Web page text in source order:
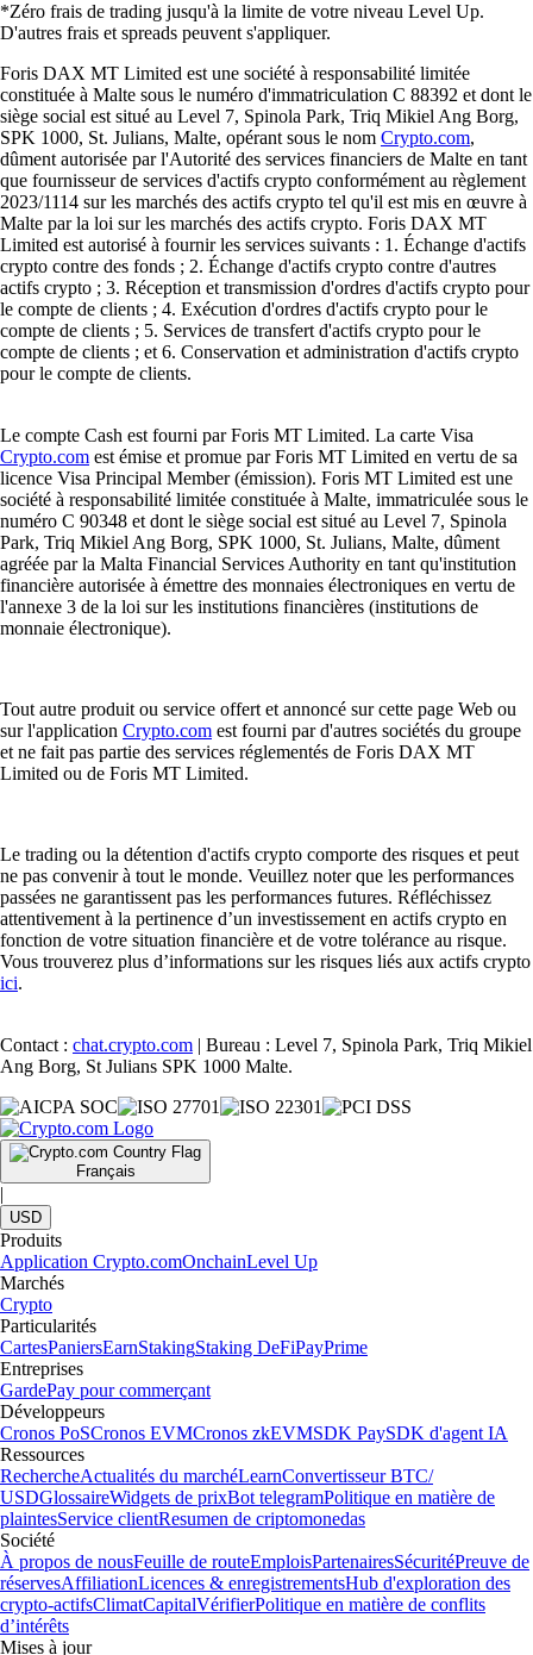
*Zéro frais de trading jusqu'à la limite de votre niveau Level Up.
D'autres frais et spreads peuvent s'appliquer.
Foris DAX MT Limited est une société à responsabilité limitée
constituée à Malte sous le numéro d'immatriculation C 88392 et dont le
siège social est situé au Level 7, Spinola Park, Triq Mikiel Ang Borg,
SPK 1000, St. Julians, Malte, opérant sous le nom Crypto.com,
dûment autorisée par l'Autorité des services financiers de Malte en tant
que fournisseur de services d'actifs crypto conformément au règlement
2023/1114 sur les marchés des actifs crypto tel qu'il est mis en œuvre à
Malte par la loi sur les marchés des actifs crypto. Foris DAX MT
Limited est autorisé à fournir les services suivants : 1. Échange d'actifs
crypto contre des fonds ; 2. Échange d'actifs crypto contre d'autres
actifs crypto ; 3. Réception et transmission d'ordres d'actifs crypto pour
le compte de clients ; 4. Exécution d'ordres d'actifs crypto pour le
compte de clients ; 5. Services de transfert d'actifs crypto pour le
compte de clients ; et 6. Conservation et administration d'actifs crypto
pour le compte de clients.
Le compte Cash est fourni par Foris MT Limited. La carte Visa
Crypto.com est émise et promue par Foris MT Limited en vertu de sa
licence Visa Principal Member (émission). Foris MT Limited est une
société à responsabilité limitée constituée à Malte, immatriculée sous le
numéro C 90348 et dont le siège social est situé au Level 7, Spinola
Park, Triq Mikiel Ang Borg, SPK 1000, St. Julians, Malte, dûment
agréée par la Malta Financial Services Authority en tant qu'institution
financière autorisée à émettre des monnaies électroniques en vertu de
l'annexe 3 de la loi sur les institutions financières (institutions de
monnaie électronique).
Tout autre produit ou service offert et annoncé sur cette page Web ou
sur l'application Crypto.com est fourni par d'autres sociétés du groupe
et ne fait pas partie des services réglementés de Foris DAX MT
Limited ou de Foris MT Limited.
Le trading ou la détention d'actifs crypto comporte des risques et peut
ne pas convenir à tout le monde. Veuillez noter que les performances
passées ne garantissent pas les performances futures. Réfléchissez
attentivement à la pertinence d’un investissement en actifs crypto en
fonction de votre situation financière et de votre tolérance au risque.
Vous trouverez plus d’informations sur les risques liés aux actifs crypto
ici.
Contact : chat.crypto.com | Bureau : Level 7, Spinola Park, Triq Mikiel
Ang Borg, St Julians SPK 1000 Malte.
Français
|
USD
Produits
Application Crypto.comOnchainLevel Up
Marchés
Crypto
Particularités
CartesPaniersEarnStakingStaking DeFiPayPrime
Entreprises
GardePay pour commerçant
Développeurs
Cronos PoSCronos EVMCronos zkEVMSDK PaySDK d'agent IA
Ressources
RechercheActualités du marchéLearnConvertisseur BTC/
USDGlossaireWidgets de prixBot telegramPolitique en matière de
plaintesService clientResumen de criptomonedas
Société
À propos de nousFeuille de routeEmploisPartenairesSécuritéPreuve de
réservesAffiliationLicences & enregistrementsHub d'exploration des
crypto-actifsClimatCapitalVérifierPolitique en matière de conflits
d’intérêts
Mises à jour